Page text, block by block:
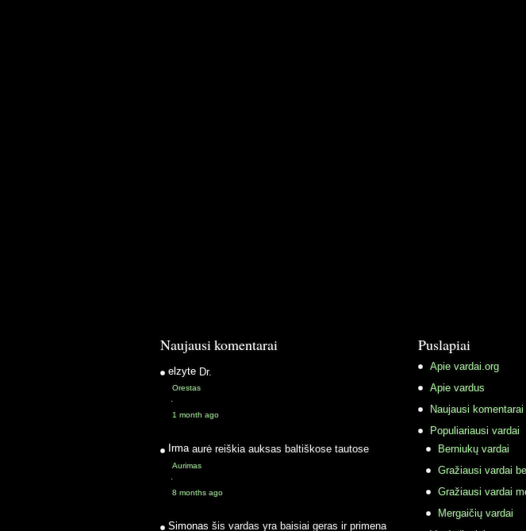
Naujausi komentarai
elzyte Dr.
Orestas
·
1 month ago
Irma aurė reiškia auksas baltiškose tautose
Aurimas
·
8 months ago
Simonas šis vardas yra baisiai geras ir primena
Puslapiai
Apie vardai.org
Apie vardus
Naujausi komentarai
Populiariausi vardai
Berniukų vardai
Gražiausi vardai
Gražiausi vardai
Mergaičių vardai